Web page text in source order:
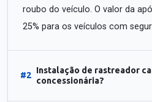
roubo do veículo. O valor da
25% para os veículos com
#2
Instalação de rastreador
concessionária?